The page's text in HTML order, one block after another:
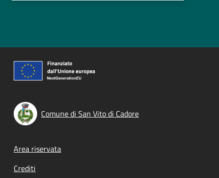
Comune di San Vito di Cadore
Footer menu
Area riservata
Crediti